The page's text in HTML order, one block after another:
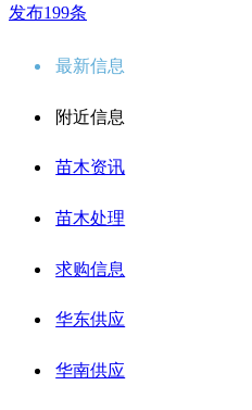
发布199条
最新信息
附近信息
苗木资讯
苗木处理
求购信息
华东供应
华南供应